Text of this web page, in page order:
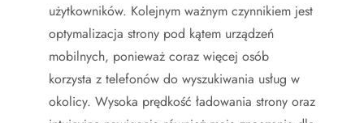
użytkowników. Kolejnym ważnym czynnikiem jest
optymalizacja strony pod kątem urządzeń
mobilnych, ponieważ coraz więcej osób
korzysta z telefonów do wyszukiwania usług w
okolicy. Wysoka prędkość ładowania strony oraz